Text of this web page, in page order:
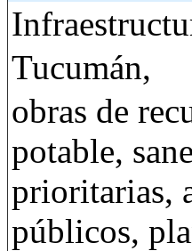
Tucumán,
obras de
potable,
prioritarias,
públicos,